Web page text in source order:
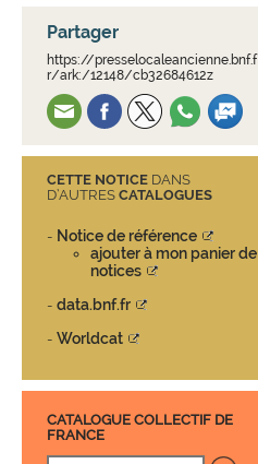
Partager
https://presselocaleancienne.bnf.f
r/ark:/12148/cb32684612z
CETTE NOTICE DANS
D’AUTRES CATALOGUES
- Notice de référence
ajouter à mon panier de
notices
- data.bnf.fr
- Worldcat
CATALOGUE COLLECTIF DE
FRANCE